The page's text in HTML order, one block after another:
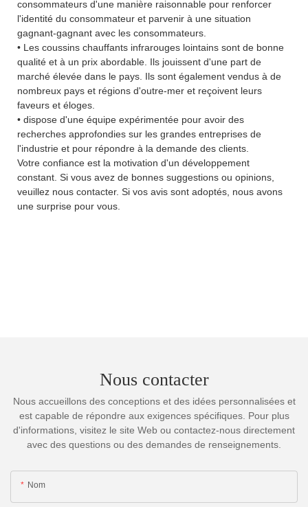
consommateurs d'une manière raisonnable pour renforcer
l'identité du consommateur et parvenir à une situation
gagnant-gagnant avec les consommateurs.
• Les coussins chauffants infrarouges lointains sont de bonne
qualité et à un prix abordable. Ils jouissent d'une part de
marché élevée dans le pays. Ils sont également vendus à de
nombreux pays et régions d'outre-mer et reçoivent leurs
faveurs et éloges.
• dispose d'une équipe expérimentée pour avoir des
recherches approfondies sur les grandes entreprises de
l'industrie et pour répondre à la demande des clients.
Votre confiance est la motivation d'un développement
constant. Si vous avez de bonnes suggestions ou opinions,
veuillez nous contacter. Si vos avis sont adoptés, nous avons
une surprise pour vous.
Nous contacter
Nous accueillons des conceptions et des idées personnalisées et
est capable de répondre aux exigences spécifiques. Pour plus
d'informations, visitez le site Web ou contactez-nous directement
avec des questions ou des demandes de renseignements.
Nom